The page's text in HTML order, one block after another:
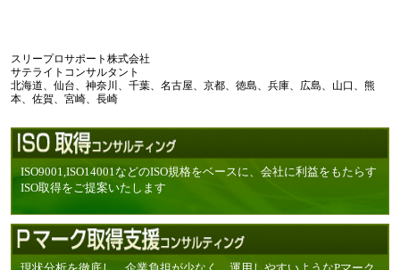
スリープロサポート株式会社
サテライトコンサルタント
北海道、仙台、神奈川、千葉、名古屋、京都、徳島、兵庫、広島、山口、熊
本、佐賀、宮崎、長崎
ISO9001,ISO14001などのISO規格をベースに、会社に利益をもたらす
ISO取得をご提案いたします